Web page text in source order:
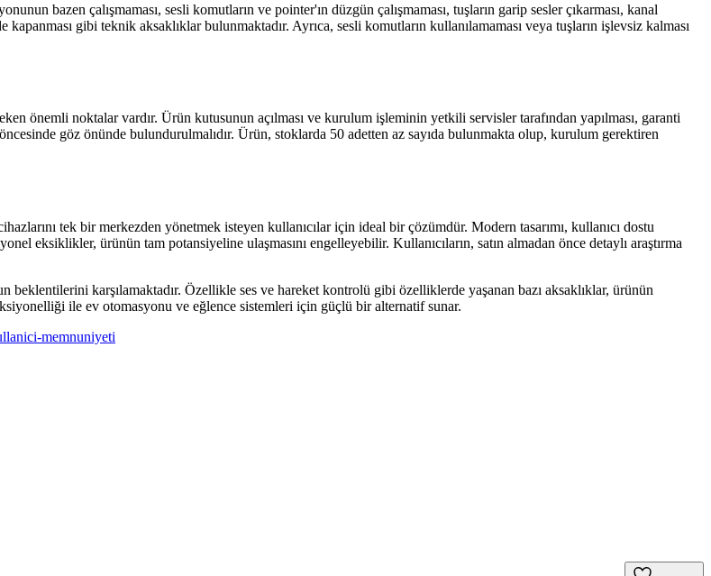
bazen çalışmaması, sesli komutların ve pointer'ın düzgün çalışmaması, tuşların garip sesler çıkarması, kanal
gibi teknik aksaklıklar bulunmaktadır. Ayrıca, sesli komutların kullanılamaması veya tuşların işlevsiz kalması
önemli noktalar vardır. Ürün kutusunun açılması ve kurulum işleminin yetkili servisler tarafından yapılması, garanti
göz önünde bulundurulmalıdır. Ürün, stoklarda 50 adetten az sayıda bulunmakta olup, kurulum gerektiren
tek bir merkezden yönetmek isteyen kullanıcılar için ideal bir çözümdür. Modern tasarımı, kullanıcı dostu
eksiklikler, ürünün tam potansiyeline ulaşmasını engelleyebilir. Kullanıcıların, satın almadan önce detaylı araştırma
karşılamaktadır. Özellikle ses ve hareket kontrolü gibi özelliklerde yaşanan bazı aksaklıklar, ürünün
ile ev otomasyonu ve eğlence sistemleri için güçlü bir alternatif sunar.
memnuniyeti